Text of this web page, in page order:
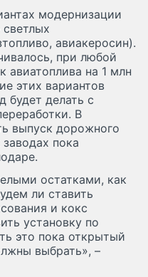
модернизации
авиакеросин).
при любой
авиатоплива на 1 млн
этих вариантов
будет делать с
В
выпуск дорожного
пока
остатками, как
ли ставить
и кокс
установку по
это пока открытый
выбрать», –